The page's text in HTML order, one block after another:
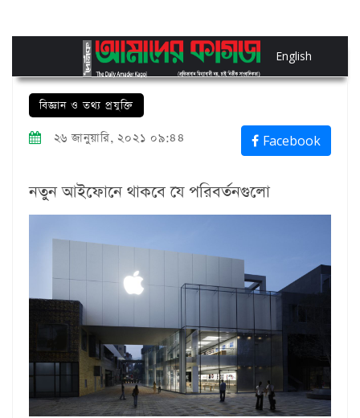
English
বিজ্ঞান ও তথ্য প্রযুক্তি
২৬ জানুয়ারি, ২০২১ ০৯:৪৪ Facebook
নতুন আইফোনে থাকবে যে পরিবর্তনগুলো